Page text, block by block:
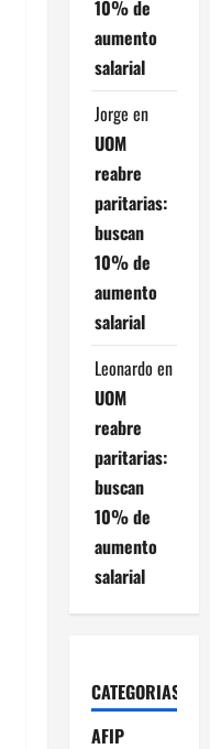
10% de
aumento
salarial
Jorge en
UOM
reabre
paritarias:
buscan
10% de
aumento
salarial
Leonardo en
UOM
reabre
paritarias:
buscan
10% de
aumento
salarial
CATEGORIAS
AFIP